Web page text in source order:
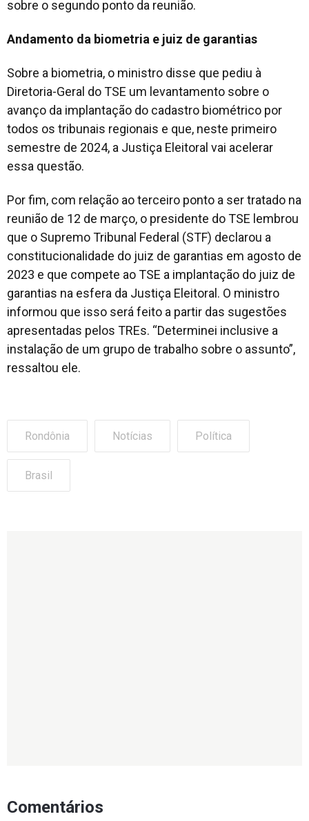
sobre o segundo ponto da reunião.
Andamento da biometria e juiz de garantias
Sobre a biometria, o ministro disse que pediu à
Diretoria-Geral do TSE um levantamento sobre o
avanço da implantação do cadastro biométrico por
todos os tribunais regionais e que, neste primeiro
semestre de 2024, a Justiça Eleitoral vai acelerar
essa questão.
Por fim, com relação ao terceiro ponto a ser tratado na
reunião de 12 de março, o presidente do TSE lembrou
que o Supremo Tribunal Federal (STF) declarou a
constitucionalidade do juiz de garantias em agosto de
2023 e que compete ao TSE a implantação do juiz de
garantias na esfera da Justiça Eleitoral. O ministro
informou que isso será feito a partir das sugestões
apresentadas pelos TREs. “Determinei inclusive a
instalação de um grupo de trabalho sobre o assunto”,
ressaltou ele.
Rondônia Notícias Política
Brasil
Comentários